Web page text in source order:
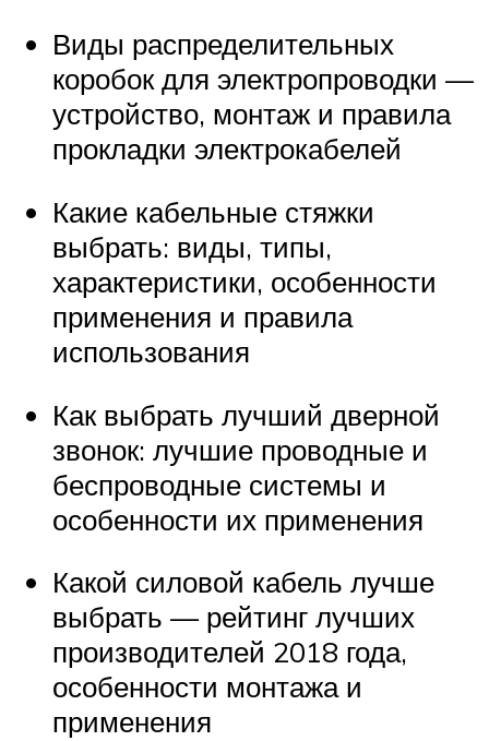
Виды распределительных
коробок для электропроводки —
устройство, монтаж и правила
прокладки электрокабелей
Какие кабельные стяжки
выбрать: виды, типы,
характеристики, особенности
применения и правила
использования
Как выбрать лучший дверной
звонок: лучшие проводные и
беспроводные системы и
особенности их применения
Какой силовой кабель лучше
выбрать — рейтинг лучших
производителей 2018 года,
особенности монтажа и
применения